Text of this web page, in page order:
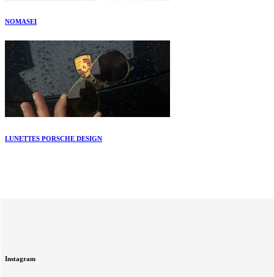
NOMASEI
LUNETTES PORSCHE DESIGN
Instagram